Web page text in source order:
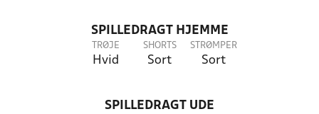
SPILLEDRAGT HJEMME
TRØJE
Hvid
SHORTS
Sort
STRØMPER
Sort
SPILLEDRAGT UDE